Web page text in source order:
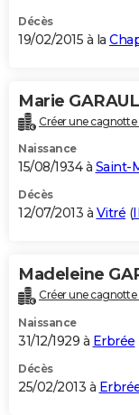
Décès
19/02/2015 à la
Marie
Créer une cagnotte
Naissance
15/08/1934 à Saint-
Décès
12/07/2013 à Vitré (
Madeleine
Créer une cagnotte
Naissance
31/12/1929 à Erbrée
Décès
25/02/2013 à